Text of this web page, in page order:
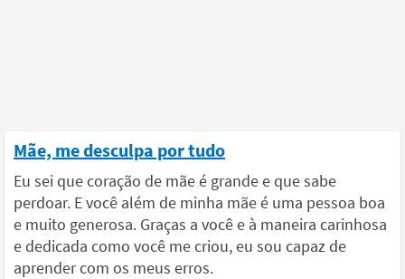
Mãe, me desculpa por tudo
Eu sei que coração de mãe é grande e que sabe
perdoar. E você além de minha mãe é uma pessoa boa
e muito generosa. Graças a você e à maneira carinhosa
e dedicada como você me criou, eu sou capaz de
aprender com os meus erros.